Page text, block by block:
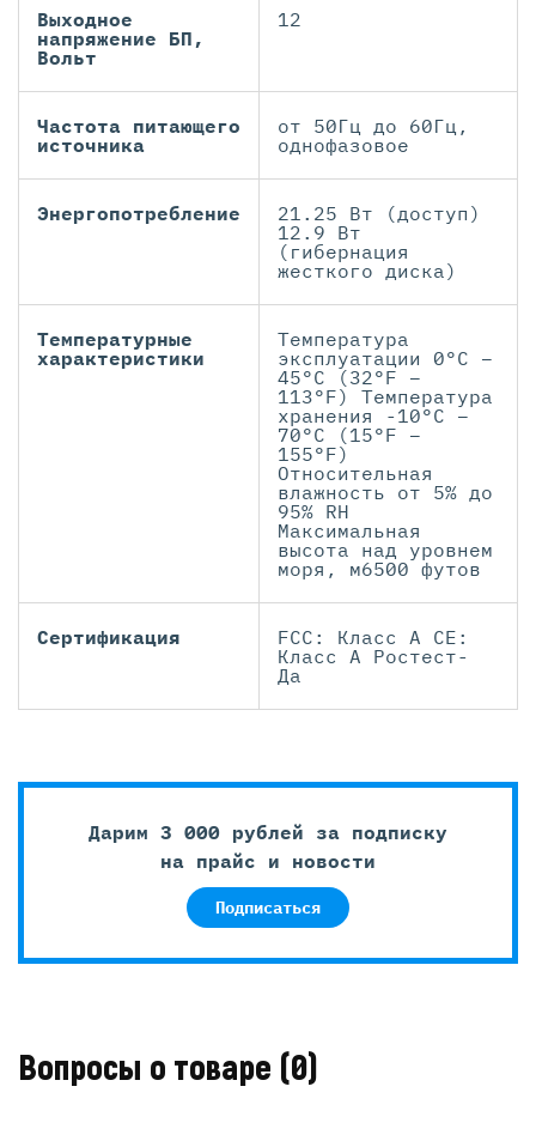
Выходное
напряжение БП,
Вольт
12
Частота питающего
источника
от 50Гц до 60Гц,
однофазовое
Энергопотребление
21.25 Вт (доступ)
12.9 Вт
(гибернация
жесткого диска)
Температурные
характеристики
Температура
эксплуатации 0°C –
45°C (32°F –
113°F) Температура
хранения -10°C –
70°C (15°F –
155°F)
Относительная
влажность от 5% до
95% RH
Максимальная
высота над уровнем
моря, м6500 футов
Сертификация
FCC: Класс А CE:
Класс А Ростест-
Да
Дарим 3 000 рублей за подписку
на прайс и новости
Подписаться
Вопросы о товаре (0)